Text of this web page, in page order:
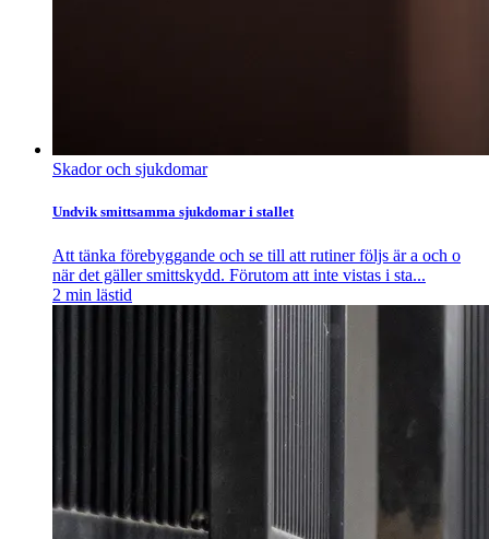
Skador och sjukdomar
Undvik smittsamma sjukdomar i stallet
Att tänka förebyggande och se till att rutiner följs är a och o
när det gäller smittskydd. Förutom att inte vistas i sta...
2 min lästid